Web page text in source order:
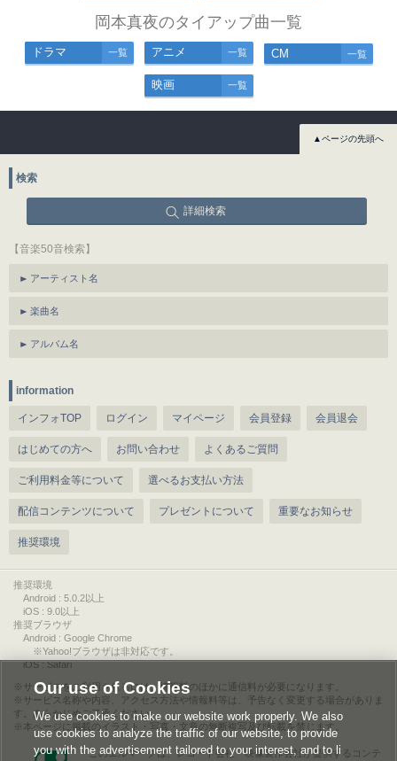
岡本真夜のタイアップ曲一覧
ドラマ 一覧 アニメ 一覧 CM 一覧
映画 一覧
▲ページの先頭へ
検索
詳細検索
【音楽50音検索】
アーティスト名
楽曲名
アルバム名
information
インフォTOP ログイン マイページ 会員登録 会員退会
はじめての方へ お問い合わせ よくあるご質問
ご利用料金等について 選べるお支払い方法
配信コンテンツについて プレゼントについて 重要なお知らせ
推奨環境
推奨環境
Android : 5.0.2以上
iOS : 9.0以上
推奨ブラウザ
Android : Google Chrome
※Yahoo!ブラウザは非対応です。
iOS : Safari
サービスをご利用されるには、情報料のほかに通信料が必要になります。
サービス名称や内容、アクセス方法や情報料等は、予告なく変更する場合がありま
す。あらかじめご了承ください。
本ページに掲載のイラスト・写真・文章の無断複写及び転載を禁じます。
このエルマークは、レコード会社・映像製作会社が提供するコンテ
Our use of Cookies
We use cookies to make our website work properly. We also
use cookies to analyze the traffic of our website, to provide
you with the advertisement tailored to your interest, and to li